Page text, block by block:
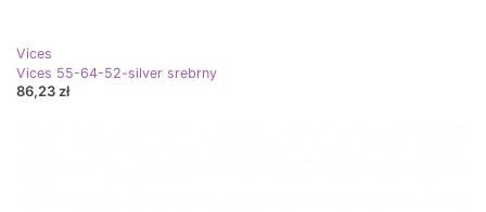
Vices
Vices 55-64-52-silver srebrny
86,23 zł